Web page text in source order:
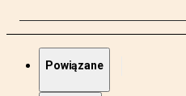
Powiązane